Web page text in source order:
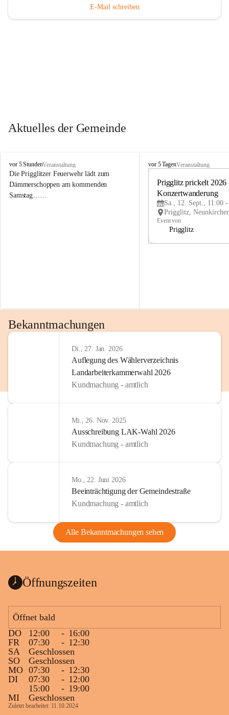
E-Mail schreiben
Aktuelles der Gemeinde
P
r
i
g
vor 5 StundenVeranstaltung
Die Prigglitzer Feuerwehr lädt zum
Dämmerschoppen am kommenden
Samstag……
P
vor 5 TagenVeranstaltung
Prigglitz prickelt 2026
Konzertwanderung
Sa., 12. Sept., 11:00
Event von
Prigglitz
Bekanntmachungen
Di., 27. Jan. 2026
Auflegung des Wählerverzeichnis
Landarbeiterkammerwahl 2026
Kundmachung - amtlich
Mi., 26. Nov. 2025
Ausschreibung LAK-Wahl 2026
Kundmachung - amtlich
Mo., 22. Juni 2026
Beeinträchtigung der Gemeindestraße
Kundmachung - amtlich
Alle Bekanntmachungen sehen
Öffnungszeiten
Öffnet bald
DO
12:00 - 16:00
FR
07:30 - 12:30
SA
Geschlossen
SO
Geschlossen
MO 07:30 - 12:30
DI
07:30 - 12:00
15:00
- 19:00
MI
Geschlossen
Zuletzt bearbeitet: 11.10.2024